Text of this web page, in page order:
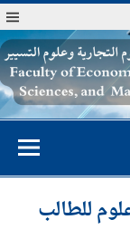
العلوم
والعلوم
وعلوم
للطالب